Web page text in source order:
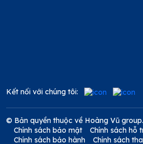
Kết nối với chúng tôi:
© Bản quyền thuộc về Hoàng Vũ group.
Chính sách bảo mật
Chính sách hỗ
Chính sách bảo hành
Chính sách